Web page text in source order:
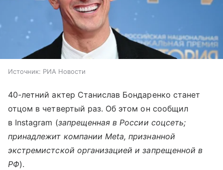
Источник: РИА Новости
40-летний актер Станислав Бондаренко станет
отцом в четвертый раз. Об этом он сообщил
в Instagram (запрещенная в России соцсеть;
принадлежит компании Meta, признанной
экстремистской организацией и запрещенной в
РФ).